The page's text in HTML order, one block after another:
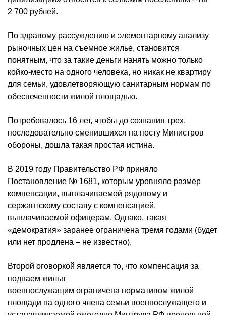
2 700 рублей.
По здравому рассуждению и элементарному анализу
рыночных цен на съемное жилье, становится
понятным, что за такие деньги нанять можно только
койко-место на одного человека, но никак не квартиру
для семьи, удовлетворяющую санитарным нормам по
обеспеченности жилой площадью.
Потребовалось 16 лет, чтобы до сознания трех,
последовательно сменившихся на посту Министров
обороны, дошла такая простая истина.
В 2019 году Правительство РФ приняло
Постановление № 1681, которым уровняло размер
компенсации, выплачиваемой рядовому и
сержантскому составу с компенсацией,
выплачиваемой офицерам. Однако, такая
«демократия» заранее ограничена тремя годами (будет
или нет продлена – не известно).
Второй оговоркой является то, что компенсация за
поднаем жилья
военнослужащим ограничена нормативом жилой
площади на одного члена семьи военнослужащего и